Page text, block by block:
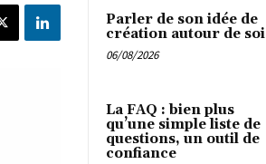
Parler de son idée de
création autour de soi
06/08/2026
La FAQ : bien plus
qu’une simple liste de
questions, un outil de
confiance